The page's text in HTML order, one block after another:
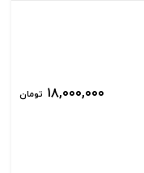
۱۸,۰۰۰,۰۰۰ تومان